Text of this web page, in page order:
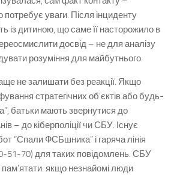
уваги. Після інциденту
із дитиною, що саме її насторожило в
досвід – не для аналізу
розуміння для майбутнього.
не залишати без реакції. Якщо
стратегічних об’єктів або будь-
батьки мають звернутися до
– до кіберполіції чи СБУ. Існує
“Спали ФСБшника” і гаряча лінія
51-70) для таких повідомлень. СБУ
якщо незнайомі люди